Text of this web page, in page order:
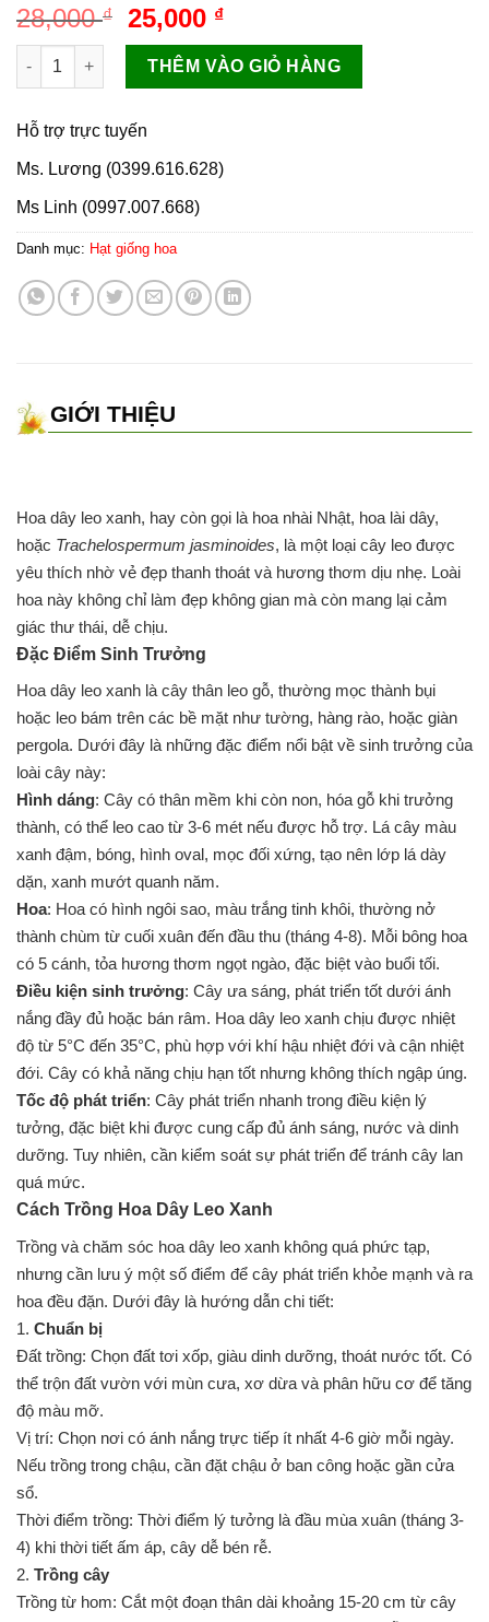
28,000₫
Giá
gốc
là:
28,000 ₫.
25,000 ₫Giá
hiện
tại
là:
Hoa dây leo xanh số lượng
THÊM VÀO GIỎ HÀNG
Hỗ trợ trực tuyến
Ms. Lương (0399.616.628)
Ms Linh (0997.007.668)
Danh mục: Hạt giống hoa
GIỚI THIỆU
Hoa dây leo xanh, hay còn gọi là hoa nhài Nhật, hoa lài dây,
hoặc Trachelospermum jasminoides, là một loại cây leo được
yêu thích nhờ vẻ đẹp thanh thoát và hương thơm dịu nhẹ. Loài
hoa này không chỉ làm đẹp không gian mà còn mang lại cảm
giác thư thái, dễ chịu.
Đặc Điểm Sinh Trưởng
Hoa dây leo xanh là cây thân leo gỗ, thường mọc thành bụi
hoặc leo bám trên các bề mặt như tường, hàng rào, hoặc giàn
pergola. Dưới đây là những đặc điểm nổi bật về sinh trưởng của
loài cây này:
Hình dáng: Cây có thân mềm khi còn non, hóa gỗ khi trưởng
thành, có thể leo cao từ 3-6 mét nếu được hỗ trợ. Lá cây màu
xanh đậm, bóng, hình oval, mọc đối xứng, tạo nên lớp lá dày
dặn, xanh mướt quanh năm.
Hoa: Hoa có hình ngôi sao, màu trắng tinh khôi, thường nở
thành chùm từ cuối xuân đến đầu thu (tháng 4-8). Mỗi bông hoa
có 5 cánh, tỏa hương thơm ngọt ngào, đặc biệt vào buổi tối.
Điều kiện sinh trưởng: Cây ưa sáng, phát triển tốt dưới ánh
nắng đầy đủ hoặc bán râm. Hoa dây leo xanh chịu được nhiệt
độ từ 5°C đến 35°C, phù hợp với khí hậu nhiệt đới và cận nhiệt
đới. Cây có khả năng chịu hạn tốt nhưng không thích ngập úng.
Tốc độ phát triển: Cây phát triển nhanh trong điều kiện lý
tưởng, đặc biệt khi được cung cấp đủ ánh sáng, nước và dinh
dưỡng. Tuy nhiên, cần kiểm soát sự phát triển để tránh cây lan
quá mức.
Cách Trồng Hoa Dây Leo Xanh
Trồng và chăm sóc hoa dây leo xanh không quá phức tạp,
nhưng cần lưu ý một số điểm để cây phát triển khỏe mạnh và ra
hoa đều đặn. Dưới đây là hướng dẫn chi tiết:
1. Chuẩn bị
Đất trồng: Chọn đất tơi xốp, giàu dinh dưỡng, thoát nước tốt. Có
thể trộn đất vườn với mùn cưa, xơ dừa và phân hữu cơ để tăng
độ màu mỡ.
Vị trí: Chọn nơi có ánh nắng trực tiếp ít nhất 4-6 giờ mỗi ngày.
Nếu trồng trong chậu, cần đặt chậu ở ban công hoặc gần cửa
sổ.
Thời điểm trồng: Thời điểm lý tưởng là đầu mùa xuân (tháng 3-
4) khi thời tiết ấm áp, cây dễ bén rễ.
2. Trồng cây
Trồng từ hom: Cắt một đoạn thân dài khoảng 15-20 cm từ cây